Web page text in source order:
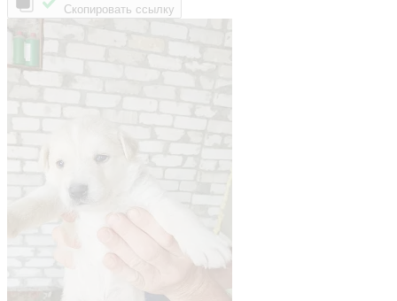
Скопировать ссылку